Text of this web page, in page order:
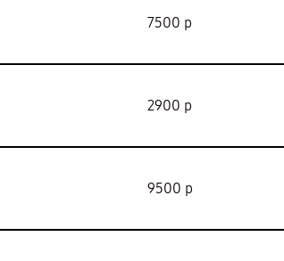
7500 р
2900 р
9500 р